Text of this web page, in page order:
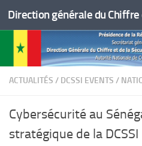
Skip to content
ACTUALITÉS / DCSSI EVENTS /
Cybersécurité au
stratégique de la DCSSI